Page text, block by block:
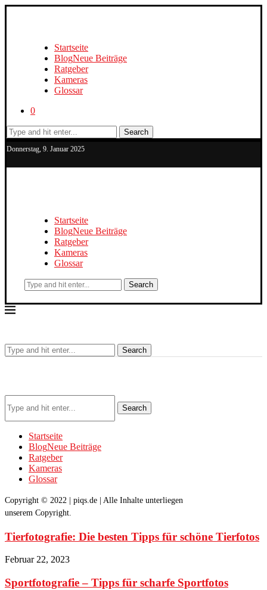
Startseite
BlogNeue Beiträge
Ratgeber
Kameras
Glossar
0
Search
Donnerstag, 9. Januar 2025
Startseite
BlogNeue Beiträge
Ratgeber
Kameras
Glossar
Search
Search
Search
Startseite
BlogNeue Beiträge
Ratgeber
Kameras
Glossar
Copyright © 2022 | piqs.de | Alle Inhalte unterliegen
unserem Copyright.
Tierfotografie: Die besten Tipps für schöne Tierfotos
Februar 22, 2023
Sportfotografie – Tipps für scharfe Sportfotos